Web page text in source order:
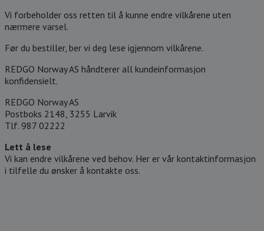
Vi forbeholder oss retten til å kunne endre vilkårene uten
nærmere varsel.
Før du bestiller, ber vi deg lese igjennom vilkårene.
REDGO Norway AS håndterer all kundeinformasjon
konfidensielt.
REDGO Norway AS
Postboks 2148, 3255 Larvik
Tlf. 987 02222
Lett å lese
Vi kan endre vilkårene ved behov. Her er vår kontaktinformasjon
i tilfelle du ønsker å kontakte oss.